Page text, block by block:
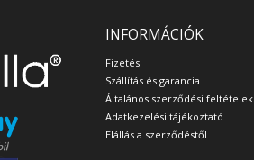
INFORMÁCIÓK
Fizetés
Szállítás és garancia
Általános szerződési feltételek
Adatkezelési tájékoztató
Elállás a szerződéstől